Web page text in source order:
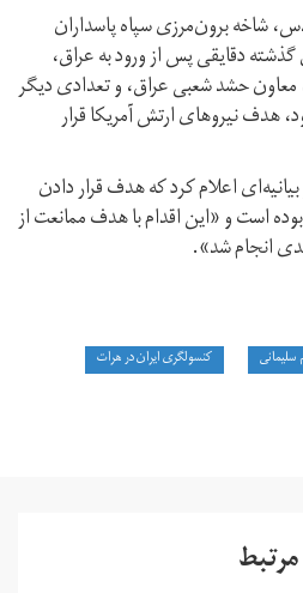
شاخه برون‌مرزی سپاه پاسداران
در ۱۳ دی سال گذشته دقایقی پس از ورود به عراق،
معاون حشد شعبی عراق، و تعدادی دیگر
هدف نیروهای ارتش آمریکا قرار
اعلام کرد که هدف قرار دادن
است و «این اقدام با هدف ممانعت از
انجام شد».
کنسولگری ایران در هرات
مرتبط